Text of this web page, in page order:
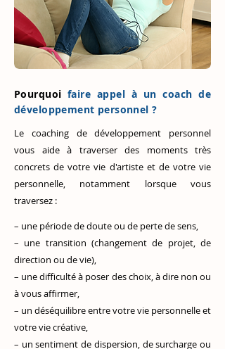
Pourquoi faire appel à un coach de
développement personnel ?
Le coaching de développement personnel
vous aide à traverser des moments très
concrets de votre vie d'artiste et de votre vie
personnelle, notamment lorsque vous
traversez :
– une période de doute ou de perte de sens,
– une transition (changement de projet, de
direction ou de vie),
– une difficulté à poser des choix, à dire non ou
à vous affirmer,
– un déséquilibre entre votre vie personnelle et
votre vie créative,
– un sentiment de dispersion, de surcharge ou